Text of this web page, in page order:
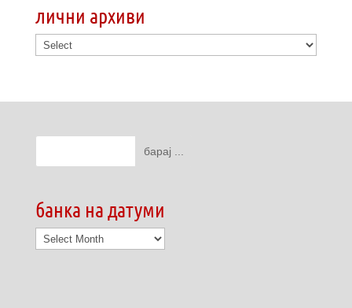
лични архиви
банка на датуми
банка
на